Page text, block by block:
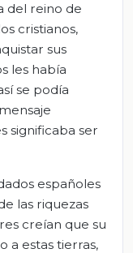
del reino de
cristianos,
sus
les había
se podía
significaba ser
españoles
las riquezas
creían que su
a estas tierras,